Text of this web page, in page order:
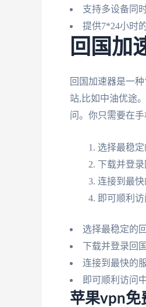
支持多设备同
提供7*24小时
回国加
回国加速器是一
站,比如中油优途
问。你只需要在
选择最稳
下载并登
连接到最
即可顺利
选择最稳定的
下载并登录回
连接到最快的
即可顺利访问
苹果vpn免